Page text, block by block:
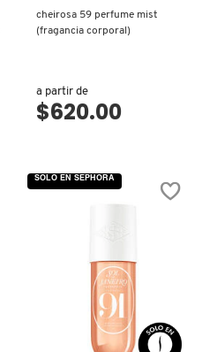
cheirosa 59 perfume mist
(fragancia corporal)
a partir de
$620.00
VISTA RÁPIDA
SOLO EN SEPHORA